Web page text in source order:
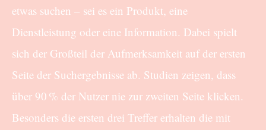
etwas suchen – sei es ein Produkt, eine
Dienstleistung oder eine Information. Dabei spielt
sich der Großteil der Aufmerksamkeit auf der ersten
Seite der Suchergebnisse ab. Studien zeigen, dass
über 90 % der Nutzer nie zur zweiten Seite klicken.
Besonders die ersten drei Treffer erhalten die mit